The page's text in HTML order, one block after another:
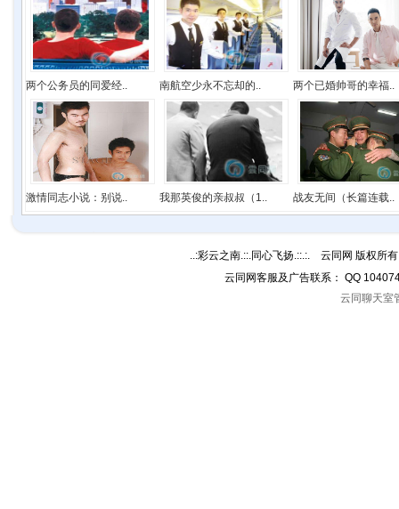
两个公务员的同爱经.. 南航空少永不忘却的.. 两个已婚帅哥的幸福..
激情同志小说：别说.. 我那英俊的亲叔叔（1.. 战友无间（长篇连载..
..:彩云之南.::.同心飞扬.::.:. 云同网 版权所
云同网客服及广告联系： QQ
云同聊天室